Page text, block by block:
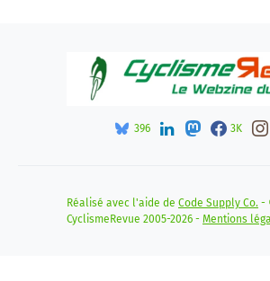
396 3K
Réalisé avec l'aide de Code Supply Co. -
CyclismeRevue 2005-2026 - Mentions